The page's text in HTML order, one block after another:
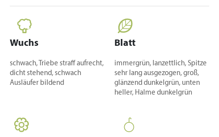
Wuchs
schwach, Triebe straff aufrecht,
dicht stehend, schwach
Ausläufer bildend
Blatt
immergrün, lanzettlich, Spitze
sehr lang ausgezogen, groß,
glänzend dunkelgrün, unten
heller, Halme dunkelgrün